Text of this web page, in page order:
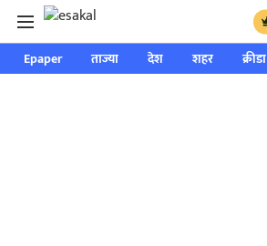
Epaper ताज्या देश शहर क्रीडा